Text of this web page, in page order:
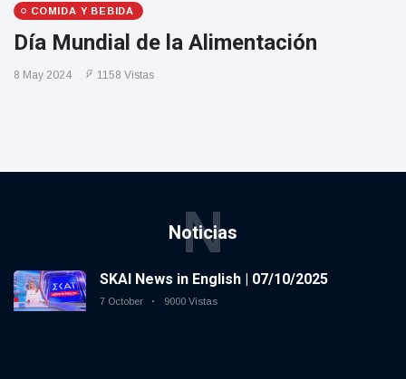
COMIDA Y BEBIDA
Día Mundial de la Alimentación
8 May 2024 1158 Vistas
Noticias
N
SKAI News in English | 07/10/2025
7 October 9000 Vistas